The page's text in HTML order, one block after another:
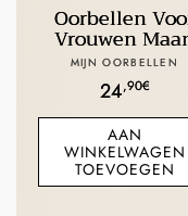
Oorbellen
Vrouwen
Verkoper:
MIJN OORBELLEN
Normale
prijs
24,90€
AAN
WINKELWAGEN
TOEVOEGEN